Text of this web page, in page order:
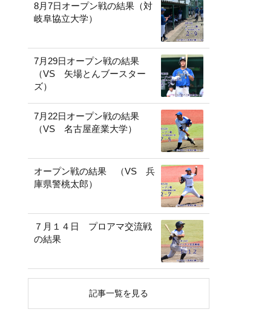
8月7日オープン戦の結果（対
岐阜協立大学）
7月29日オープン戦の結果
（VS 矢場とんブースター
ズ）
7月22日オープン戦の結果
（VS 名古屋産業大学）
オープン戦の結果 （VS 兵
庫県警桃太郎）
７月１４日 プロアマ交流戦
の結果
記事一覧を見る